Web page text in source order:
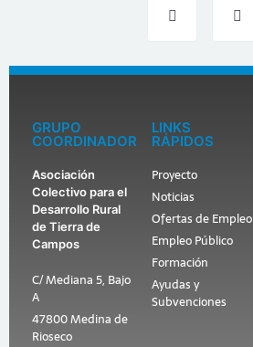
GRUPO
COORDINADOR
Asociación
Colectivo para el
Desarrollo Rural
de Tierra de
Campos
C/ Mediana 5, Bajo
A
47800 Medina de
Rioseco
LINKS
RÁPIDOS
Proyecto
Noticias
Ofertas de Empleo
Empleo Público
Formación
Ayudas y
Subvenciones